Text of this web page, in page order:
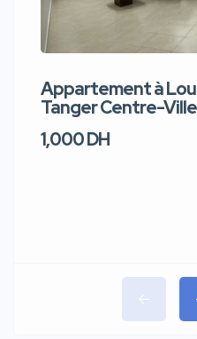
Appartement à
Tanger Centre-Ville
1,000 DH